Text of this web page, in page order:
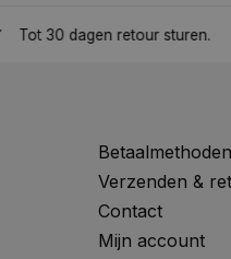
dagen retour sturen. Op
Betaalmethoden
Verzenden &
Contact
Mijn account
__cf_bm